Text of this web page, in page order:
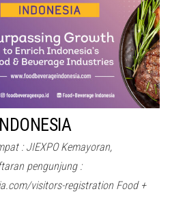
: JIEXPO Kemayoran,
pengunjung :
visitors-registration Food +